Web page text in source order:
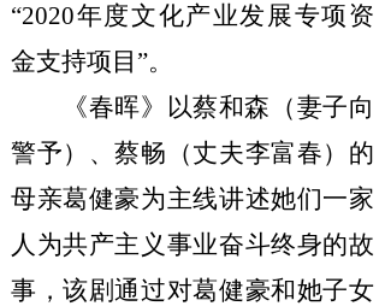
“2020年度文化产业发展专项资
金支持项目”。
《春晖》以蔡和森（妻子向
警予）、蔡畅（丈夫李富春）的
母亲葛健豪为主线讲述她们一家
人为共产主义事业奋斗终身的故
事，该剧通过对葛健豪和她子女